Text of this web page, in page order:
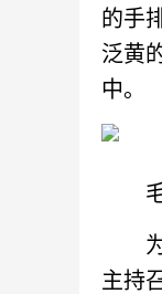
的手
泛黄
中。
毛
为
主持